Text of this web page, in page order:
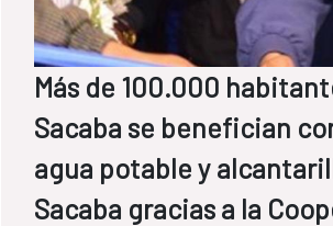
Más de 100.000
Sacaba se benefician
agua potable y
Sacaba gracias a la